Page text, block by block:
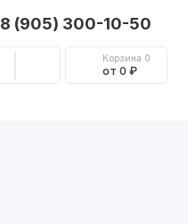
8 (905) 300-10-50
Корзина 0
от 0 ₽